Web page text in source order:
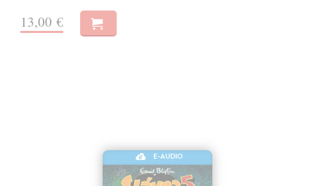
13,00 €
E-AUDIO